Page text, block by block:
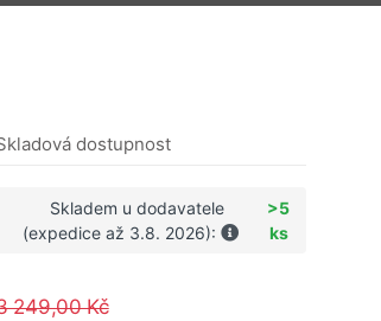
dostupnost
Skladem u dodavatele
(expedice až 3.8. 2026):
>5
ks
249,00 Kč